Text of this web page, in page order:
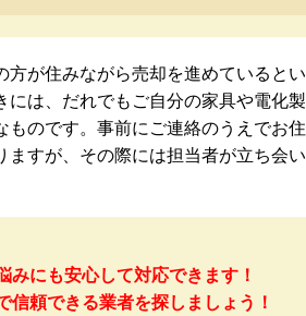
が住みながら売却を進めているとい
は、だれでもご自分の家具や電化製
のです。事前にご連絡のうえでお住
すが、その際には担当者が立ち会い
みにも安心して対応できます！
信頼できる業者を探しましょう！